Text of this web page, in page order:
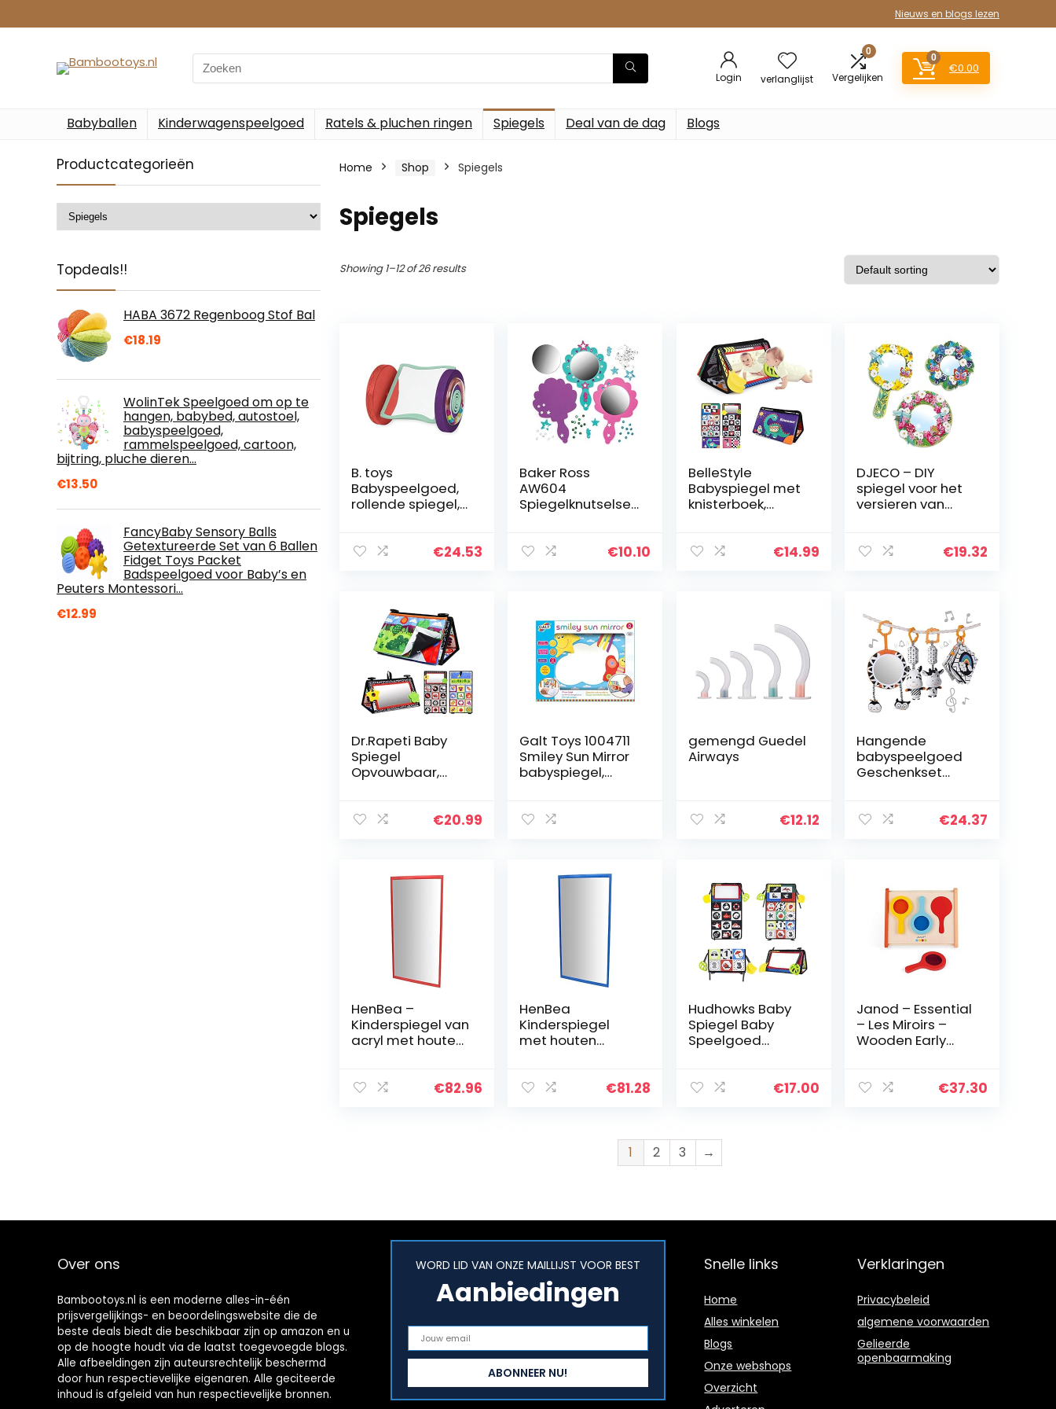
Nieuws en blogs lezen
Search
for:
Login verlanglijst
0
Vergelijken
0
€0.00
Babyballen Kinderwagenspeelgoed Ratels & pluchen ringen Spiegels Deal van de dag Blogs
Productcategorieën
Topdeals!!
HABA 3672 Regenboog Stof Bal
€18.19
WolinTek Speelgoed om op te
hangen, babybed, autostoel,
babyspeelgoed,
rammelspeelgoed, cartoon,
bijtring, pluche dieren…
€13.50
FancyBaby Sensory Balls
Getextureerde Set van 6 Ballen
Fidget Toys Packet
Badspeelgoed voor Baby’s en
Peuters Montessori…
€12.99
Home Shop Spiegels
Spiegels
Showing 1–12 of 26 results
B. toys
Babyspeelgoed,
rollende spiegel,
spelen,
€24.53
Baker Ross
AW604
Spiegelknutselset
handgemaakte
€10.10
BelleStyle
Babyspiegel met
knisterboek,
speelgoed met
€14.99
DJECO – DIY
spiegel voor het
versieren van
€19.32
Dr.Rapeti Baby
Spiegel
Opvouwbaar,
Speelgoed met
€20.99
Galt Toys 1004711
Smiley Sun Mirror
babyspiegel,
gemengd Guedel
Airways
€12.12
Hangende
babyspeelgoed
Geschenkset
Rammelaars€24.37
HenBea –
Kinderspiegel van
acryl met houten
€82.96
HenBea
Kinderspiegel
met houten
€81.28
Hudhowks Baby
Spiegel Baby
Speelgoed
Boeken Baby
Geschenken Voor
Baby’s 0…
€17.00
Janod – Essential
– Les Miroirs –
Wooden Early
Game – Water-
€37.30
1 2 3 →
Over ons
Bambootoys.nl is een moderne alles-in-één
prijsvergelijkings- en beoordelingswebsite die de
beste deals biedt die beschikbaar zijn op amazon en u
op de hoogte houdt via de laatst toegevoegde blogs.
Alle afbeeldingen zijn auteursrechtelijk beschermd
door hun respectievelijke eigenaren. Alle geciteerde
inhoud is afgeleid van hun respectievelijke bronnen.
WORD LID VAN ONZE MAILLIJST VOOR BEST
Aanbiedingen
Snelle links
Home
Alles winkelen
Blogs
Onze webshops
Overzicht
Verklaringen
Privacybeleid
algemene voorwaarden
Gelieerde
openbaarmaking